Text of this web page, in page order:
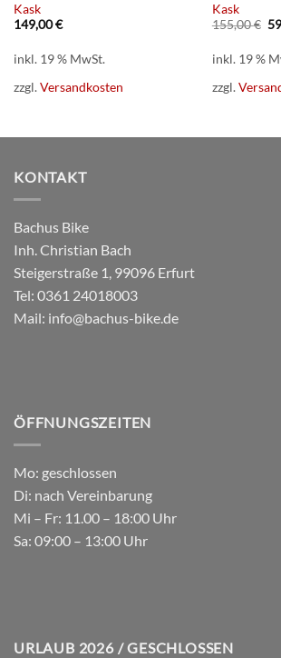
Kask
149,00€
inkl. 19 % MwSt.
zzgl.Versandkosten
Kask
155,00€
inkl. 19 %
zzgl.
KONTAKT
Bachus Bike
Inh. Christian Bach
Steigerstraße 1, 99096 Erfurt
Tel: 0361 24018003
Mail: info@bachus-bike.de
ÖFFNUNGSZEITEN
Mo: geschlossen
Di: nach Vereinbarung
Mi – Fr: 11.00 – 18:00 Uhr
Sa: 09:00 – 13:00 Uhr
URLAUB 2026 / GESCHLOSSEN